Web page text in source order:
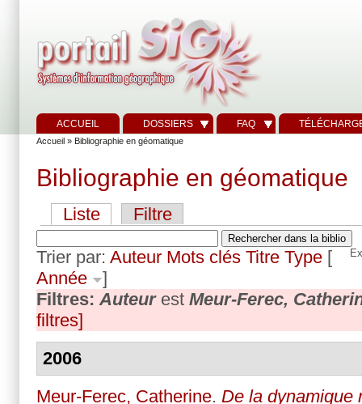
ACCUEIL DOSSIERS FAQ
Accueil » Bibliographie en géomatique
Bibliographie en géomatique
Liste Filtre
Trier par: Auteur Mots clés Titre Type [
Année
]
Filtres:Auteurest Meur-Ferec,
filtres]
2006
Meur-Ferec, Catherine. De la dynamique